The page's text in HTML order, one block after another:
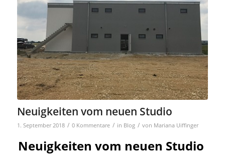
Neuigkeiten vom neuen Studio
1. September 2018 / 0 Kommentare / in Blog / von Mariana Uiffinger
Neuigkeiten vom neuen Studio